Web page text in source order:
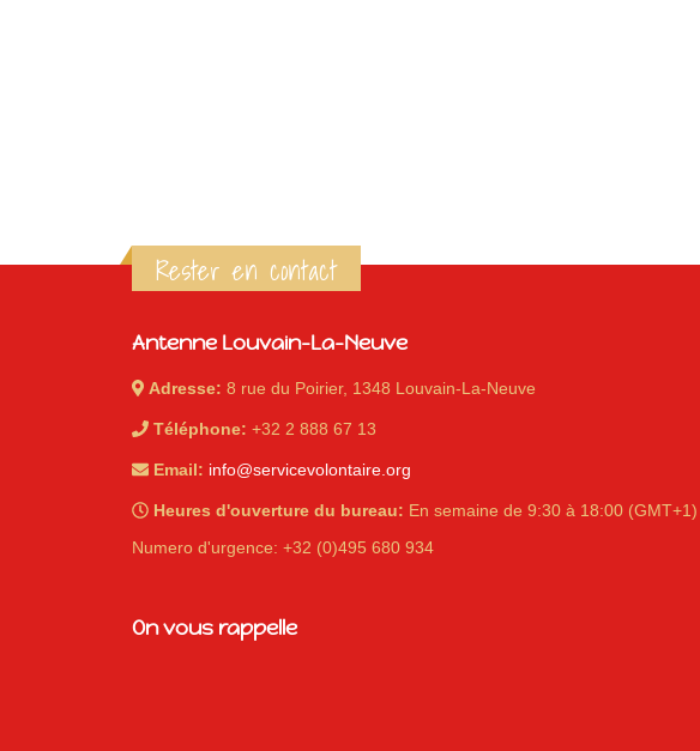
Rester en contact
Antenne Louvain-La-Neuve
Adresse: 8 rue du Poirier, 1348 Louvain-La-Neuve
Téléphone: +32 2 888 67 13
Email: info@servicevolontaire.org
Heures d'ouverture du bureau: En semaine de 9:30 à 18:00 (GMT+1)
Numero d'urgence: +32 (0)495 680 934
On vous rappelle